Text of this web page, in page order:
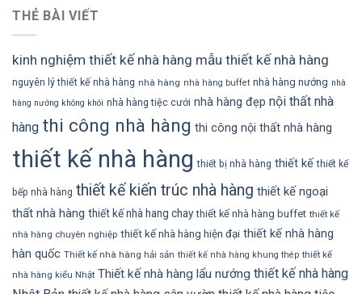
THẺ BÀI VIẾT
kinh nghiệm thiết kế nhà hàng mẫu thiết kế nhà hàng
nguyên lý thiết kế nhà hàng nhà hàng nhà hàng buffet nhà hàng nướng nhà
hàng nướng không khói nhà hàng tiệc cưới nhà hàng đẹp nội thất nhà
hàng thi công nhà hàng thi công nội thất nhà hàng
thiết kế nhà hàng thiết bị nhà hàng thiết kế thiết kế
bếp nhà hàng thiết kế kiến trúc nhà hàng thiết kế ngoại
thất nhà hàng thiết kế nhà hang chay thiết kế nhà hàng buffet thiết kế
nhà hàng chuyên nghiệp thiết kế nhà hàng hiện đại thiết kế nhà hàng
hàn quốc Thiết kế nhà hàng hải sản thiết kế nhà hàng khung thép thiết kế
nhà hàng kiểu Nhật Thiết kế nhà hàng lẩu nướng thiết kế nhà hàng